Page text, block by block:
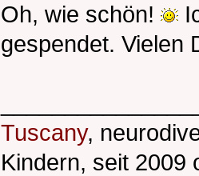
Oh, wie schön!
gespendet. Vielen
Tuscany,
Kindern, seit 2009